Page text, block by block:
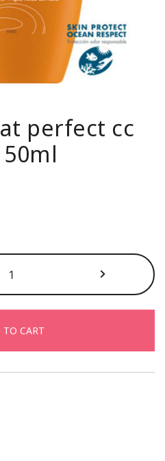
perfect cc
sol
mat
cc
acqua
spf30
CART